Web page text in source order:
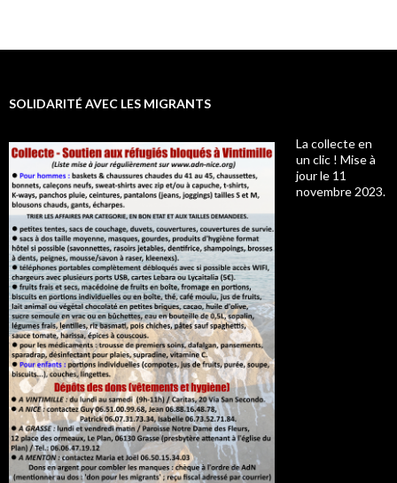
SOLIDARITÉ AVEC LES MIGRANTS
La collecte en
un clic ! Mise à
jour le 11
novembre 2023.